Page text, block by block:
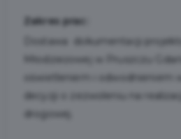
Zakres prac:
Dostawa dokumentacji
Młodzieżowej w Pruszczu
oświetleniem i odwodnieniem
decyzji o zezwoleniu na
drogowej.